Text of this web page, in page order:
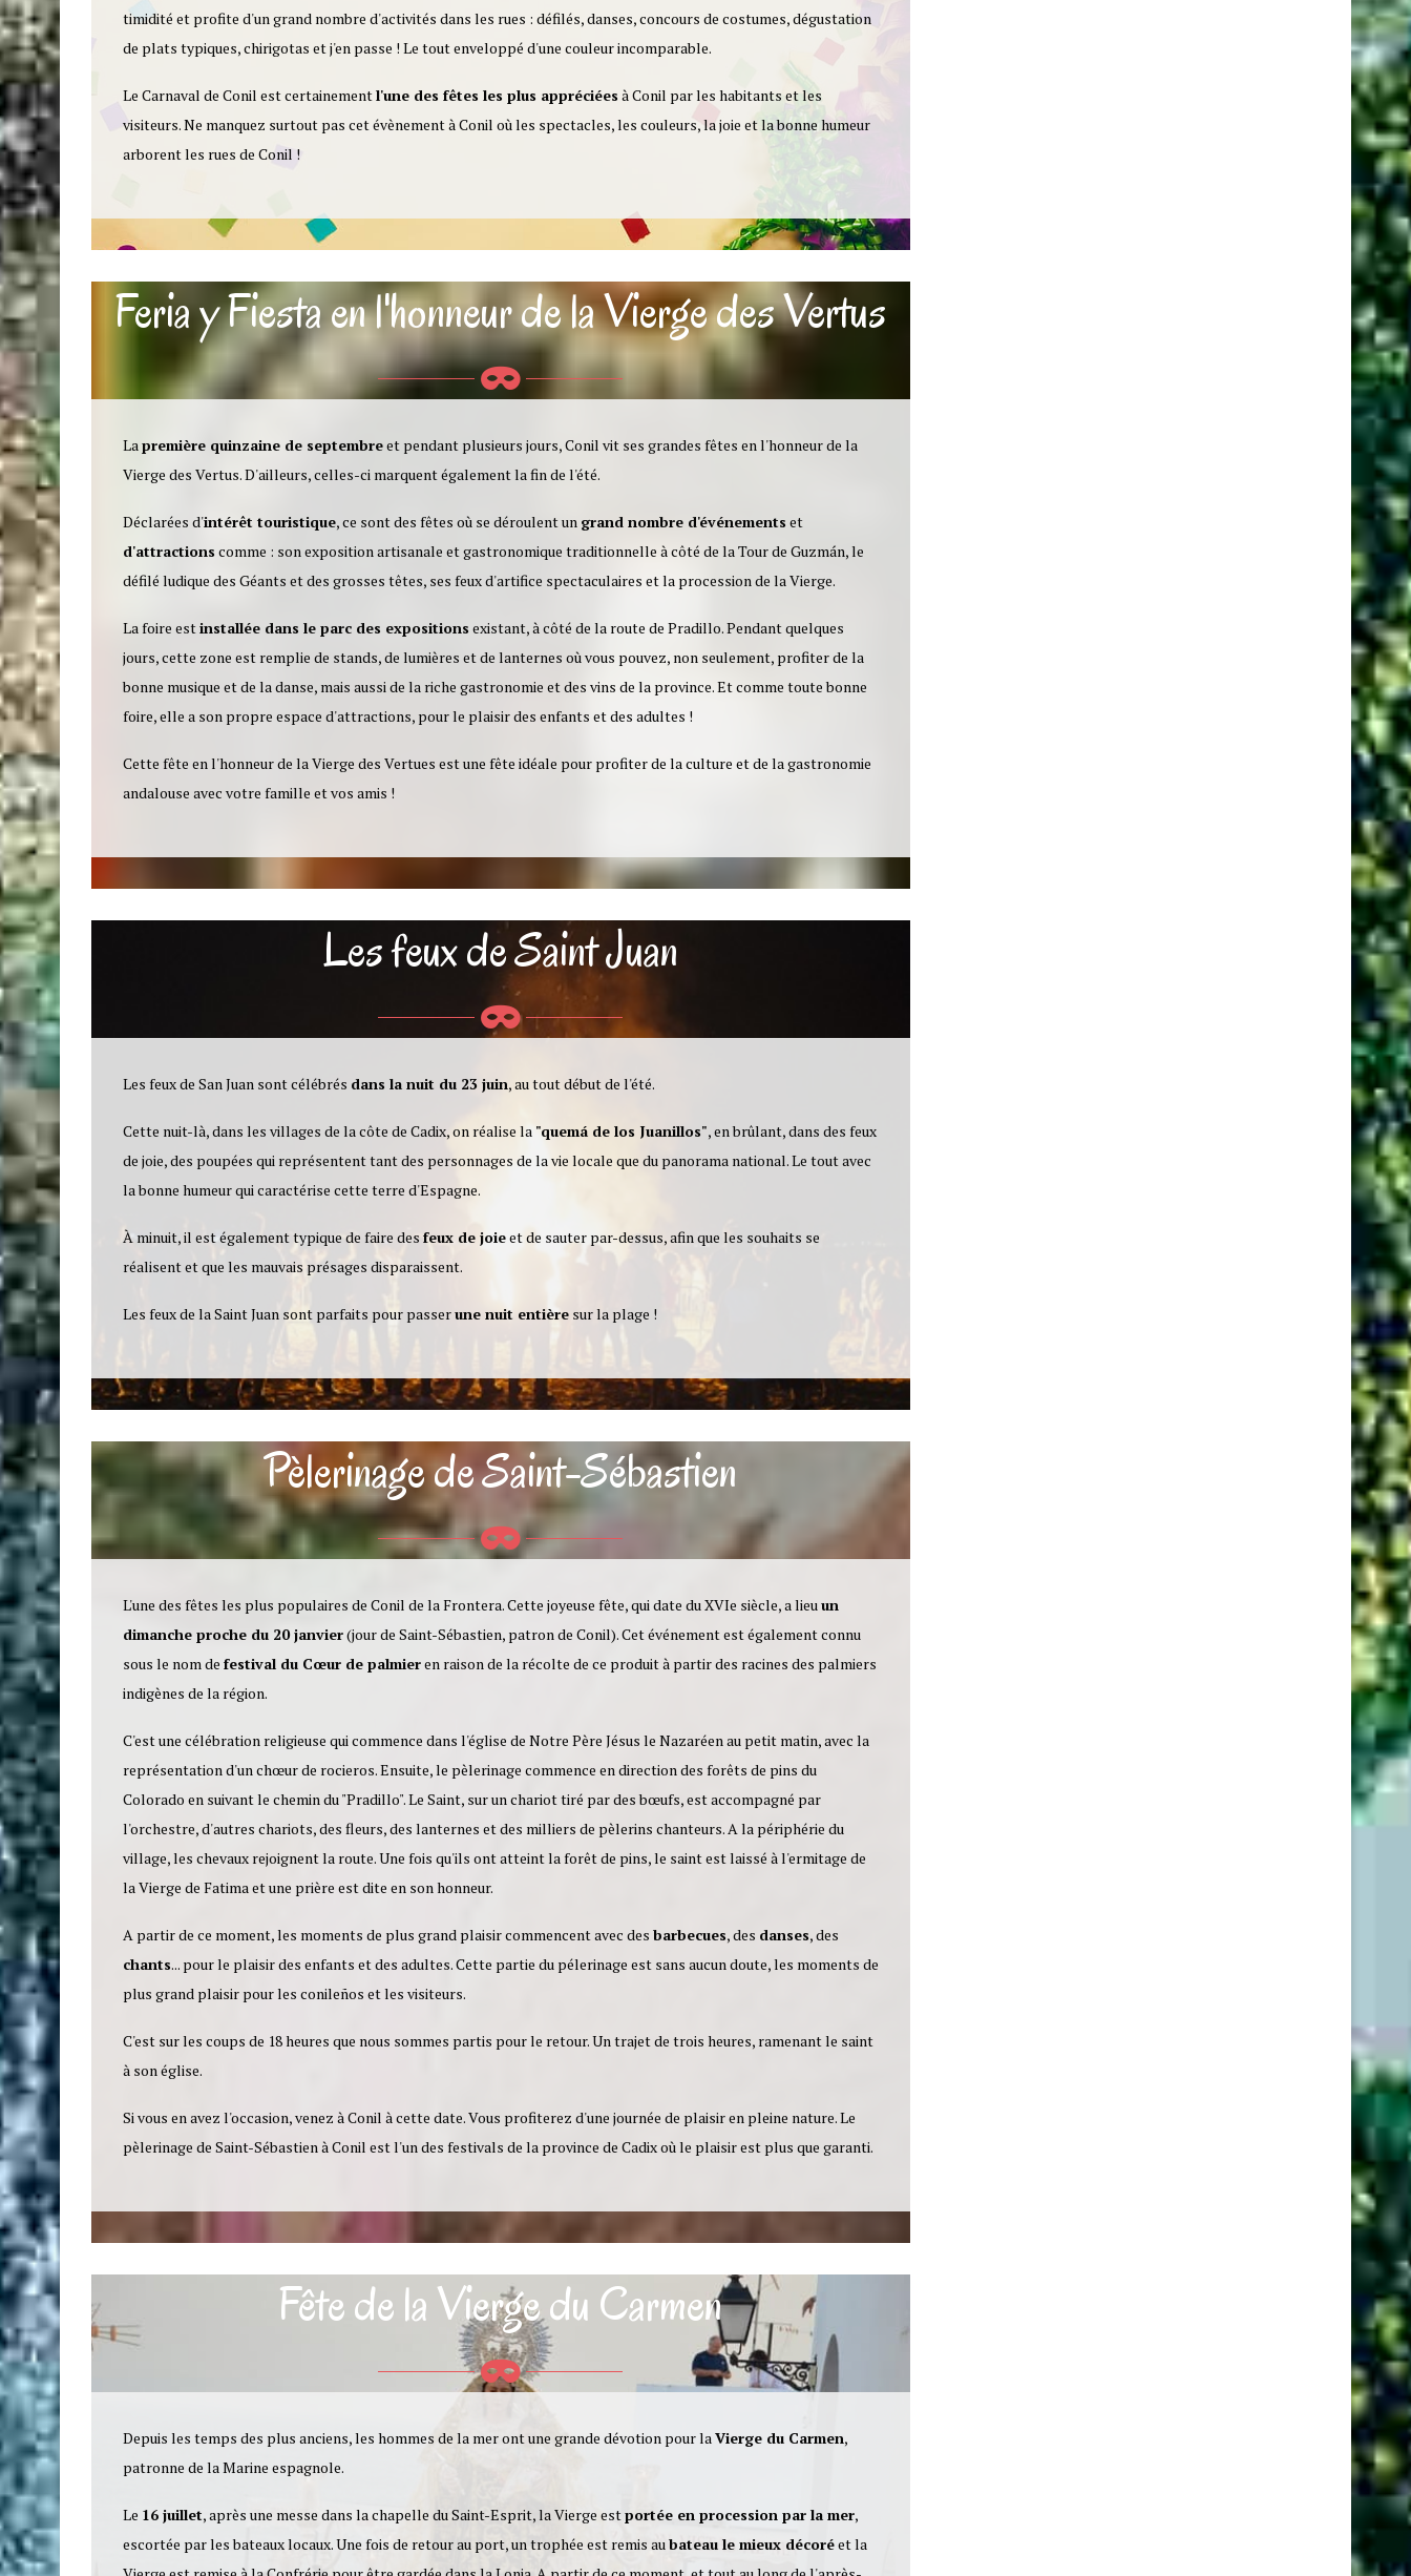
timidité et profite d'un grand nombre d'activités dans les rues : défilés, danses, concours de costumes, dégustation
de plats typiques, chirigotas et j'en passe ! Le tout enveloppé d'une couleur incomparable.
Le Carnaval de Conil est certainementl'une des fêtes les plus appréciées à Conil par les habitants et les
visiteurs. Ne manquez surtout pas cet évènement à Conil où les spectacles, les couleurs, la joie et la bonne humeur
arborent les rues de Conil !
Feria y Fiesta en l'honneur de la Vierge des Vertus
Lapremière quinzaine de septembreet pendant plusieurs jours, Conil vit ses grandes fêtes en l'honneur de la
Vierge des Vertus. D'ailleurs, celles-ci marquent également la fin de l'été.
Déclarées d'intérêt touristique, ce sont des fêtes où se déroulent un grand nombre d'événements et
d'attractions comme : son exposition artisanale et gastronomique traditionnelle à côté de la Tour de Guzmán, le
défilé ludique des Géants et des grosses têtes, ses feux d'artifice spectaculaires et la procession de la Vierge.
La foire estinstallée dans le parc des expositions existant, à côté de la route de Pradillo. Pendant quelques
jours, cette zone est remplie de stands, de lumières et de lanternes où vous pouvez, non seulement, profiter de la
bonne musique et de la danse, mais aussi de la riche gastronomie et des vins de la province. Et comme toute bonne
foire, elle a son propre espace d'attractions, pour le plaisir des enfants et des adultes !
Cette fête en l'honneur de la Vierge des Vertues est une fête idéale pour profiter de la culture et de la gastronomie
andalouse avec votre famille et vos amis !
Les feux de Saint Juan
Les feux de San Juan sont célébrés dans la nuit du 23 juin, au tout début de l'été.
Cette nuit-là, dans les villages de la côte de Cadix, on réalise la "quemá de los Juanillos", en brûlant, dans des feux
de joie, des poupées qui représentent tant des personnages de la vie locale que du panorama national. Le tout avec
la bonne humeur qui caractérise cette terre d'Espagne.
À minuit, il est également typique de faire des feux de joieet de sauter par-dessus, afin que les souhaits se
réalisent et que les mauvais présages disparaissent.
Les feux de la Saint Juan sont parfaits pour passerune nuit entière sur la plage !
Pèlerinage de Saint-Sébastien
L'une des fêtes les plus populaires de Conil de la Frontera. Cette joyeuse fête, qui date du XVIe siècle, a lieuun
dimanche proche du 20 janvier(jour de Saint-Sébastien, patron de Conil). Cet événement est également connu
sous le nom de festival du Cœur de palmieren raison de la récolte de ce produit à partir des racines des palmiers
indigènes de la région.
C'est une célébration religieuse qui commence dans l'église de Notre Père Jésus le Nazaréen au petit matin, avec la
représentation d'un chœur de rocieros. Ensuite, le pèlerinage commence en direction des forêts de pins du
Colorado en suivant le chemin du "Pradillo". Le Saint, sur un chariot tiré par des bœufs, est accompagné par
l'orchestre, d'autres chariots, des fleurs, des lanternes et des milliers de pèlerins chanteurs. A la périphérie du
village, les chevaux rejoignent la route. Une fois qu'ils ont atteint la forêt de pins, le saint est laissé à l'ermitage de
la Vierge de Fatima et une prière est dite en son honneur.
A partir de ce moment, les moments de plus grand plaisir commencent avec des barbecues, des danses, des
chants... pour le plaisir des enfants et des adultes. Cette partie du pélerinage est sans aucun doute, les moments de
plus grand plaisir pour les conileños et les visiteurs.
C'est sur les coups de 18 heures que nous sommes partis pour le retour. Un trajet de trois heures, ramenant le saint
à son église.
Si vous en avez l'occasion, venez à Conil à cette date. Vous profiterez d'une journée de plaisir en pleine nature. Le
pèlerinage de Saint-Sébastien à Conil est l'un des festivals de la province de Cadix où le plaisir est plus que garanti.
Fête de la Vierge du Carmen
Depuis les temps des plus anciens, les hommes de la mer ont une grande dévotion pour laVierge du Carmen,
patronne de la Marine espagnole.
Le 16 juillet, après une messe dans la chapelle du Saint-Esprit, la Vierge estportée en procession par la mer,
escortée par les bateaux locaux. Une fois de retour au port, un trophée est remis aubateau le mieux décoréet la